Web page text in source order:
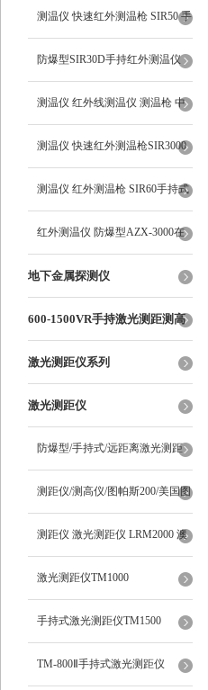
手持式红外线测温仪
测温仪 快速红外测温枪 SIR50 手
持式
防爆型SIR30D手持红外测温仪
测温仪 红外线测温仪 测温枪 中
远距离SIR400
测温仪 快速红外测温枪SIR3000
手持式
测温仪 红外测温枪 SIR60手持式
红外测温仪 防爆型AZX-3000在
线式测温仪
地下金属探测仪
600-1500VR手持激光测距测高
测角多功能
激光测距仪系列
激光测距仪
防爆型/手持式/远距离激光测距
仪/TM1000 澳洲新仪器
测距仪/测高仪/图帕斯200/美国图
帕斯/Trupulse200/望远镜测距
测距仪 激光测距仪 LRM2000 澳
洲新仪器
激光测距仪TM1000
手持式激光测距仪TM1500
TM-800Ⅱ手持式激光测距仪